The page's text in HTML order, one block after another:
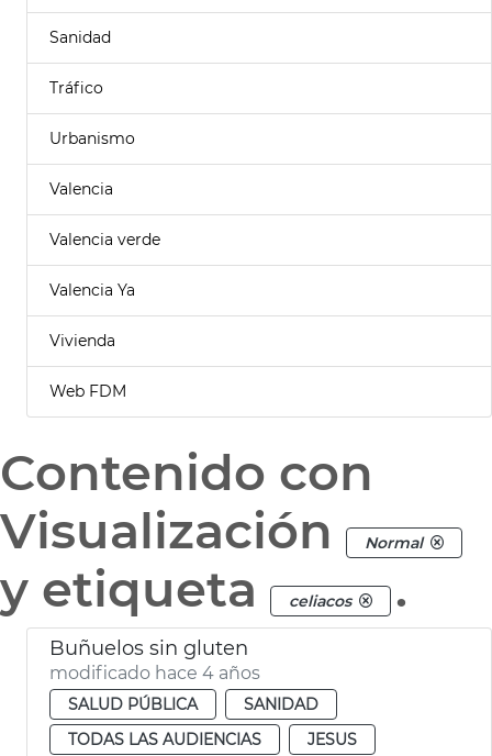
Sanidad
Tráfico
Urbanismo
Valencia
Valencia verde
Valencia Ya
Vivienda
Web FDM
Contenido con
Visualización
Normal
y etiqueta celiacos .
Buñuelos sin gluten
modificado hace 4 años
SALUD PÚBLICA
SANIDAD
TODAS LAS AUDIENCIAS
JESUS